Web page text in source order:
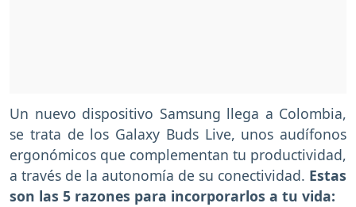
Un nuevo dispositivo Samsung llega a Colombia,
se trata de los Galaxy Buds Live, unos audífonos
ergonómicos que complementan tu productividad,
a través de la autonomía de su conectividad. Estas
son las 5 razones para incorporarlos a tu vida: